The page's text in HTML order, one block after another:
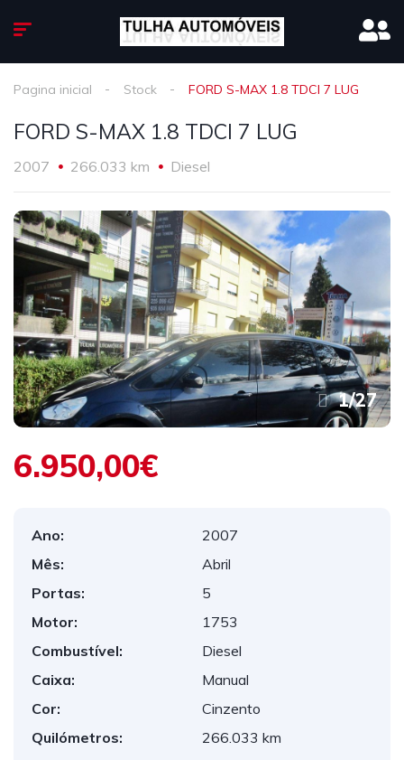
Pagina inicial Stock FORD S-MAX 1.8 TDCI 7 LUG
FORD S-MAX 1.8 TDCI 7 LUG
2007 266.033 km Diesel
1/27
6.950,00€
Ano:
2007
Mês:
Abril
Portas:
5
Motor:
1753
Combustível:
Diesel
Caixa:
Manual
Cor:
Cinzento
Quilómetros:
266.033 km